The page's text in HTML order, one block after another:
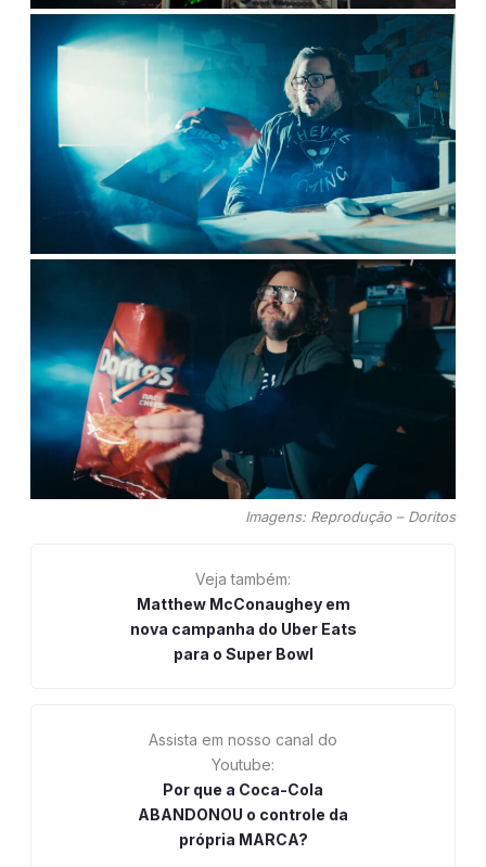
Imagens: Reprodução – Doritos
Veja também:
Matthew McConaughey em
nova campanha do Uber Eats
para o Super Bowl
Assista em nosso canal do
Youtube:
Por que a Coca-Cola
ABANDONOU o controle da
própria MARCA?